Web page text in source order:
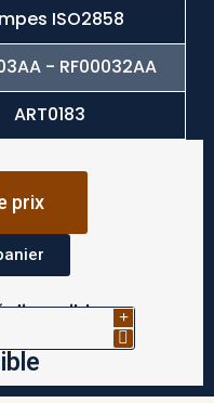
ISO2858
- RF00032AA
ART0183
prix
disponible